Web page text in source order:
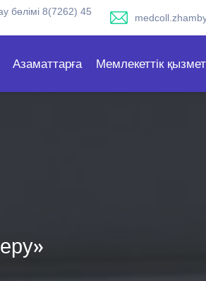
бөлімі 8(7262) 45
Азаматтарға Мемлекеттік